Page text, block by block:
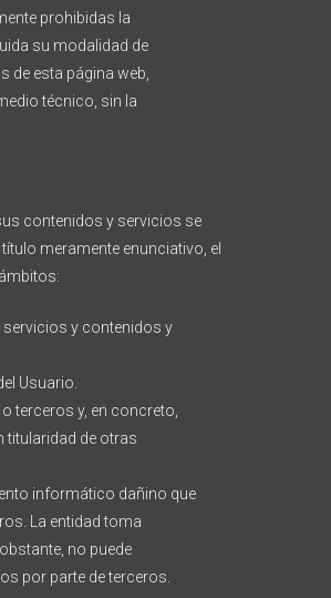
prohibidas la
su modalidad de
de esta página web,
técnico, sin la
contenidos y servicios se
meramente enunciativo, el
servicios y contenidos y
Usuario.
terceros y, en concreto,
titularidad de otras
informático dañino que
La entidad toma
no puede
por parte de terceros.